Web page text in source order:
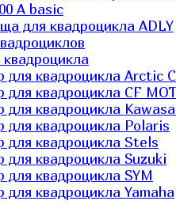
A basic
для квадроцикла ADLY
для квадроцикла Arctic
для квадроцикла CF
для квадроцикла
для квадроцикла Polaris
для квадроцикла Stels
для квадроцикла Suzuki
для квадроцикла SYM
для квадроцикла Yamaha